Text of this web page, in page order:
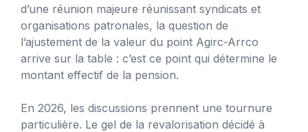
d’une réunion majeure réunissant syndicats et
organisations patronales, la question de
l’ajustement de la valeur du point Agirc-Arrco
arrive sur la table : c’est ce point qui détermine le
montant effectif de la pension.
En 2026, les discussions prennent une tournure
particulière. Le gel de la revalorisation décidé à